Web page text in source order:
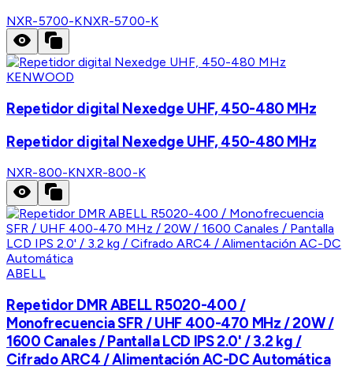
NXR-5700-KNXR-5700-K
KENWOOD
Repetidor digital Nexedge UHF, 450-480 MHz
Repetidor digital Nexedge UHF, 450-480 MHz
NXR-800-KNXR-800-K
ABELL
Repetidor DMR ABELL R5020-400 /
Monofrecuencia SFR / UHF 400-470 MHz / 20W /
1600 Canales / Pantalla LCD IPS 2.0' / 3.2 kg /
Cifrado ARC4 / Alimentación AC-DC Automática